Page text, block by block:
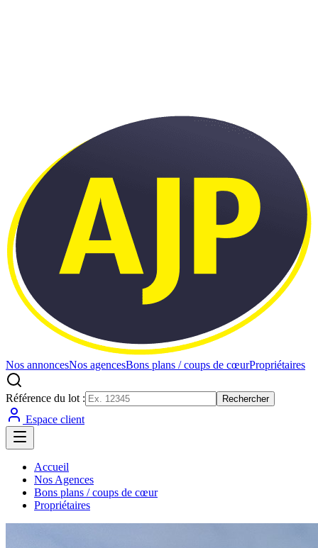
Nos annoncesNos agencesBons plans / coups de cœurPropriétaires
Référence du lot : Rechercher
Espace client
Accueil
Nos Agences
Bons plans / coups de cœur
Propriétaires